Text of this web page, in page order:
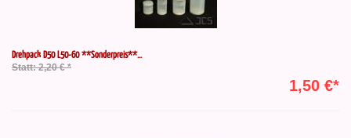
Drehpack D50 L50-60 **Sonderpreis**...
Statt: 2,20 € *
1,50 €*